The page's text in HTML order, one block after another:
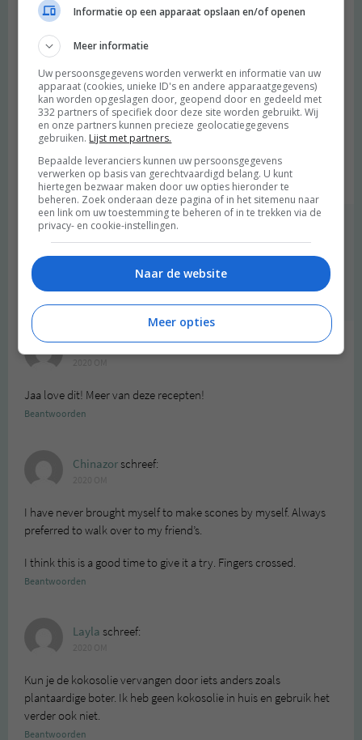
Beantwoorden
2020 OM
Wat een top idee, vegan lemon curd! Ik vind het idee van lemon
curd altijd heel smakelijk klinken, lekker fris. Maar door die
eidooier die er normaal in gaat vind ik het zoooo vies. Ga het
aankomend weekend eens maken, thanks Aline & Merel!
Beantwoorden
Merel schreef:
2020 OM
leuk! ben benieuwd!
Evelien Janssensschreef:
Jaa love dit! Meer van deze recepten!
Beantwoorden
Chinazorschreef:
I have never brought myself to make scones by myself. Always
preferred to walk over to my friend’s.
I think this is a good time to give it a try. Fingers crossed.
Beantwoorden
Layla schreef:
Kun je de kokosolie vervangen door iets anders zoals
plantaardige boter. Ik heb geen kokosolie in huis en gebruik het
verder ook niet.
Beantwoorden
Informatie op een apparaat opslaan en/of openen
Meer informatie
Uw persoonsgegevens worden verwerkt en informatie van uw
apparaat (cookies, unieke ID's en andere apparaatgegevens)
kan worden opgeslagen door, geopend door en gedeeld met
332 partners of specifiek door deze site worden gebruikt. Wij
en onze partners kunnen precieze geolocatiegegevens
gebruiken. Lijst met partners.
Bepaalde leveranciers kunnen uw persoonsgegevens
verwerken op basis van gerechtvaardigd belang. U kunt
hiertegen bezwaar maken door uw opties hieronder te
beheren. Zoek onderaan deze pagina of in het sitemenu naar
een link om uw toestemming te beheren of in te trekken via de
privacy- en cookie-instellingen.
Naar de website
Meer opties